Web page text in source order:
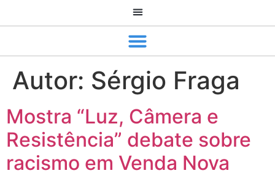
Autor: Sérgio Fraga
Mostra “Luz, Câmera e
Resistência” debate sobre
racismo em Venda Nova